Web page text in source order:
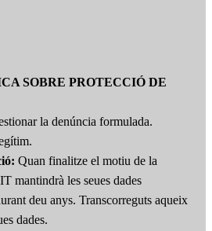
SOBRE PROTECCIÓ DE
la denúncia formulada.
Quan finalitze el motiu de la
mantindrà les seues dades
deu anys. Transcorreguts aqueix
dades.